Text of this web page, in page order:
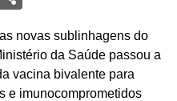
novas sublinhagens do
da Saúde passou a
vacina bivalente para
e imunocomprometidos